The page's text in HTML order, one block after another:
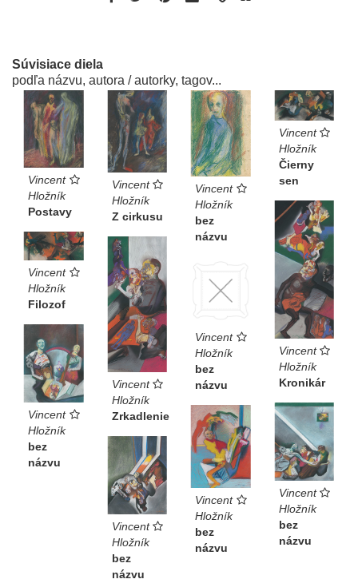
Súvisiace diela
podľa názvu, autora / autorky, tagov...
Vincent
Hložník
Postavy
Vincent
Hložník
Z cirkusu
Vincent
Hložník
bez
názvu
Vincent
Hložník
Čierny
sen
Vincent
Hložník
Kronikár
Vincent
Hložník
Filozof
Vincent
Hložník
Zrkadlenie
Vincent
Hložník
bez
názvu
Vincent
Hložník
bez
názvu
Vincent
Hložník
bez
názvu
Vincent
Hložník
bez
názvu
Vincent
Hložník
bez
názvu